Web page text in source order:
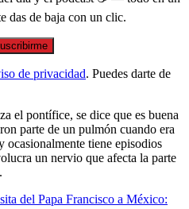
das de baja con un clic.
de privacidad. Puedes darte de
el pontífice, se dice que es buena
parte de un pulmón cuando era
ocasionalmente tiene episodios
un nervio que afecta la parte
del Papa Francisco a México: